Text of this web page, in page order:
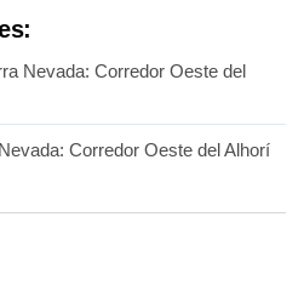
Nevada: Corredor Oeste del
Corredor Oeste del Alhorí